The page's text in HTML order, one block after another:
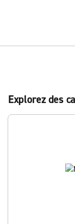
Explorez des